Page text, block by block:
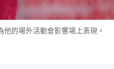
的場外活動會影響場上表現。